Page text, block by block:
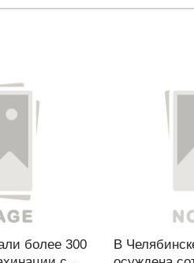
более 300
В